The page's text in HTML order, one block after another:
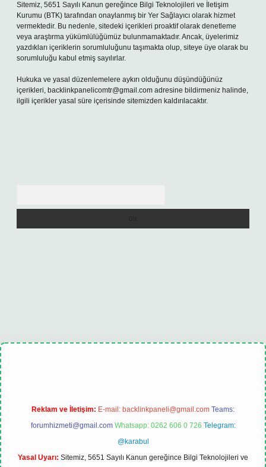
Sitemiz, 5651 Sayılı Kanun gereğince Bilgi Teknolojileri ve İletişim
Kurumu (BTK) tarafından onaylanmış bir Yer Sağlayıcı olarak hizmet
vermektedir. Bu nedenle, sitedeki içerikleri proaktif olarak denetleme
veya araştırma yükümlülüğümüz bulunmamaktadır. Ancak, üyelerimiz
yazdıkları içeriklerin sorumluluğunu taşımakta olup, siteye üye olarak bu
sorumluluğu kabul etmiş sayılırlar.
Hukuka ve yasal düzenlemelere aykırı olduğunu düşündüğünüz
içerikleri, backlinkpanelicomtr@gmail.com adresine bildirmeniz halinde,
ilgili içerikler yasal süre içerisinde sitemizden kaldırılacaktır.
tulipbet güncel
Reklam ve İletişim: E-mail: backlinkpaneli@gmail.com Teams:
forumhizmeti@gmail.com Whatsapp: 0262 606 0 726 Telegram:
@karabul
Yasal Uyarı: Sitemiz, 5651 Sayılı Kanun gereğince Bilgi Teknolojileri ve